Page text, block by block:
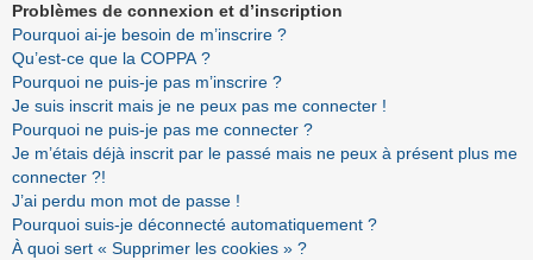
Problèmes de connexion et d’inscription
Pourquoi ai-je besoin de m’inscrire ?
Qu’est-ce que la COPPA ?
Pourquoi ne puis-je pas m’inscrire ?
Je suis inscrit mais je ne peux pas me connecter !
Pourquoi ne puis-je pas me connecter ?
Je m’étais déjà inscrit par le passé mais ne peux à présent plus me
connecter ?!
J’ai perdu mon mot de passe !
Pourquoi suis-je déconnecté automatiquement ?
À quoi sert « Supprimer les cookies » ?